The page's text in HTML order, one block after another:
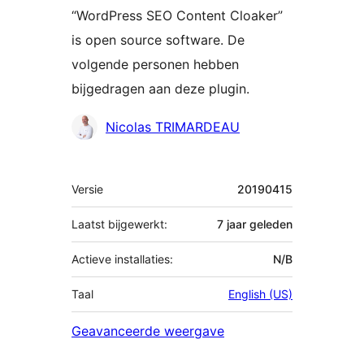
“WordPress SEO Content Cloaker”
is open source software. De
volgende personen hebben
bijgedragen aan deze plugin.
BijdragersNicolas TRIMARDEAU
Meta
Versie 20190415
Laatst bijgewerkt: 7 jaar geleden
Actieve installaties: N/B
Taal English (US)
Geavanceerde weergave